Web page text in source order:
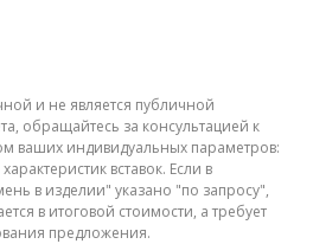
и не является публичной
обращайтесь за консультацией к
ваших индивидуальных параметров:
вставок. Если в
в изделии" указано "по запросу",
в итоговой стоимости, а требует
предложения.